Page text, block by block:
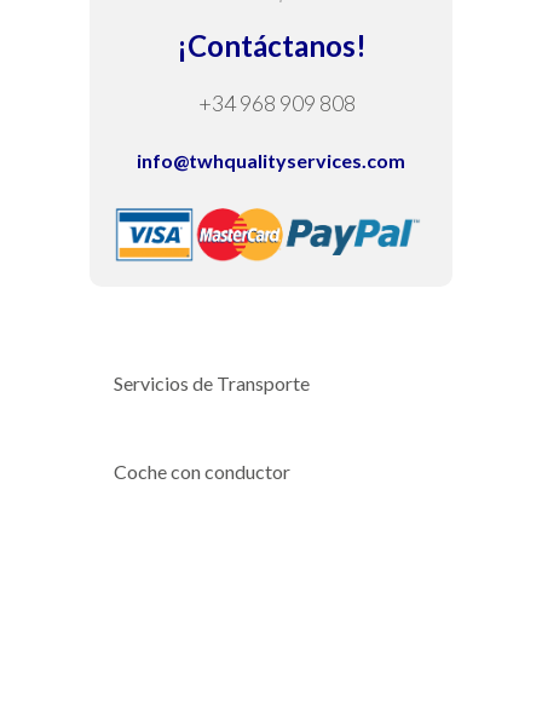
¡Contáctanos!
+34 968 909 808
info@twhqualityservices.com
Servicios de Transporte
Coche con conductor